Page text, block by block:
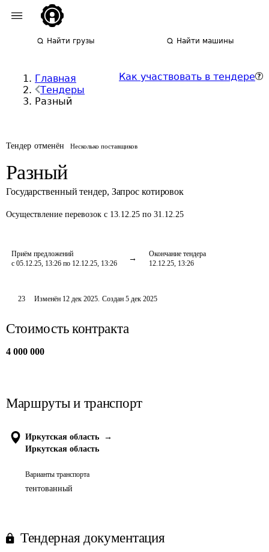
Найти грузы Найти машины
Главная
Тендеры
Разный
Как участвовать в тендере
Тендер отменён Несколько поставщиков
Разный
Государственный тендер, Запрос котировок
Осуществление перевозок с 13.12.25 по 31.12.25
Приём предложений
с 05.12.25, 13:26 по 12.12.25, 13:26
Окончание тендера
12.12.25, 13:26
23 Изменён 12 дек 2025. Создан 5 дек 2025
Стоимость контракта
4 000 000
Маршруты и транспорт
Иркутская область
→
Иркутская область
Варианты транспорта
тентованный
Тендерная документация